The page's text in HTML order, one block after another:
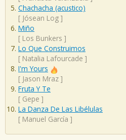
Chachacha (acustico)
[ Jósean Log ]
Miño
[ Los Bunkers ]
Lo Que Construimos
[ Natalia Lafourcade ]
I'm Yours
[ Jason Mraz ]
Fruta Y Te
[ Gepe ]
La Danza De Las Libélulas
[ Manuel García ]